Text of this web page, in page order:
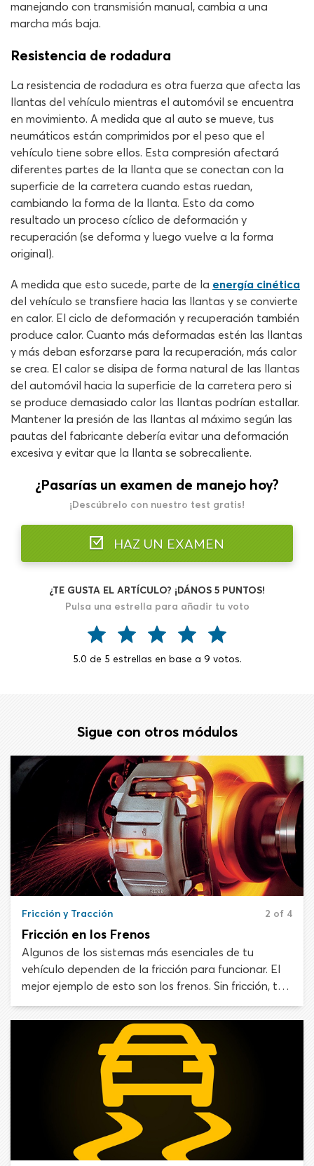
manejando con transmisión manual, cambia a una
marcha más baja.
Resistencia de rodadura
La resistencia de rodadura es otra fuerza que afecta las
llantas del vehículo mientras el automóvil se encuentra
en movimiento. A medida que al auto se mueve, tus
neumáticos están comprimidos por el peso que el
vehículo tiene sobre ellos. Esta compresión afectará
diferentes partes de la llanta que se conectan con la
superficie de la carretera cuando estas ruedan,
cambiando la forma de la llanta. Esto da como
resultado un proceso cíclico de deformación y
recuperación (se deforma y luego vuelve a la forma
original).
A medida que esto sucede, parte de la energía cinética
del vehículo se transfiere hacia las llantas y se convierte
en calor. El ciclo de deformación y recuperación también
produce calor. Cuanto más deformadas estén las llantas
y más deban esforzarse para la recuperación, más calor
se crea. El calor se disipa de forma natural de las llantas
del automóvil hacia la superficie de la carretera pero si
se produce demasiado calor las llantas podrían estallar.
Mantener la presión de las llantas al máximo según las
pautas del fabricante debería evitar una deformación
excesiva y evitar que la llanta se sobrecaliente.
¿Pasarías un examen de manejo hoy?
¡Descúbrelo con nuestro test gratis!
HAZ UN EXAMEN
¿TE GUSTA EL ARTÍCULO? ¡DÁNOS 5 PUNTOS!
Pulsa una estrella para añadir tu voto
5.0 de 5 estrellas en base a 9 votos.
Sigue con otros módulos
Fricción y Tracción 2 of 4
Fricción en los Frenos
Algunos de los sistemas más esenciales de tu
vehículo dependen de la fricción para funcionar. El
mejor ejemplo de esto son los frenos. Sin fricción, tus
frenos no podrían resistir el movimiento de las
ruedas y detener tu auto. Exploremos esta idea con